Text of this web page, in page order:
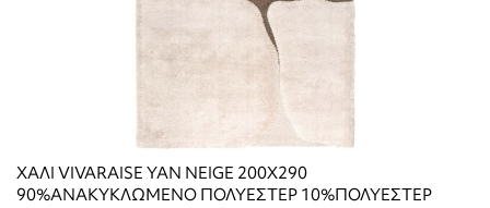
ΧΑΛΙ VIVARAISE YAN NEIGE 200X290
90%ΑΝΑΚΥΚΛΩΜΕΝΟ ΠΟΛΥΕΣΤΕΡ 10%ΠΟΛΥΕΣΤΕΡ